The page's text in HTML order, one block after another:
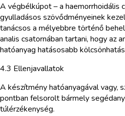
A végbélkúpot – a haemorrhoidális
gyulladásos szövődményeinek
tanácsos a mélyebbre történő
analis csatornában tartani, hogy az
hatóanyag hatásosabb
4.3 Ellenjavallatok
A készítmény hatóanyagával vagy,
pontban felsorolt bármely
túlérzékenység.